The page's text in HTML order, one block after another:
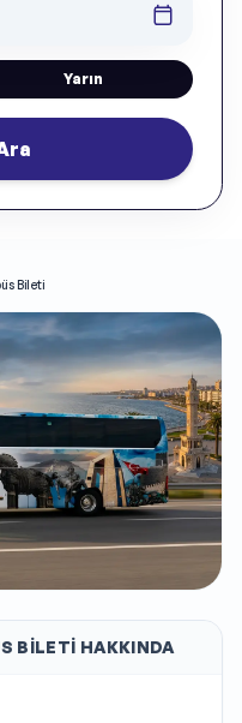
Yarın
Bileti
BILETI HAKKINDA